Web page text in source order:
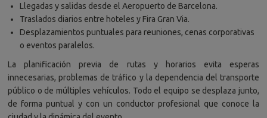
Llegadas y salidas desde el Aeropuerto de Barcelona.
Traslados diarios entre hoteles y Fira Gran Via.
Desplazamientos puntuales para reuniones, cenas corporativas
o eventos paralelos.
La planificación previa de rutas y horarios evita esperas
innecesarias, problemas de tráfico y la dependencia del transporte
público o de múltiples vehículos. Todo el equipo se desplaza junto,
de forma puntual y con un conductor profesional que conoce la